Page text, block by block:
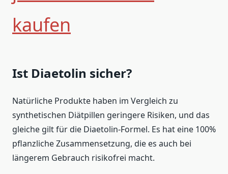
kaufen
Ist Diaetolin sicher?
Natürliche Produkte haben im Vergleich zu
synthetischen Diätpillen geringere Risiken, und das
gleiche gilt für die Diaetolin-Formel. Es hat eine 100%
pflanzliche Zusammensetzung, die es auch bei
längerem Gebrauch risikofrei macht.